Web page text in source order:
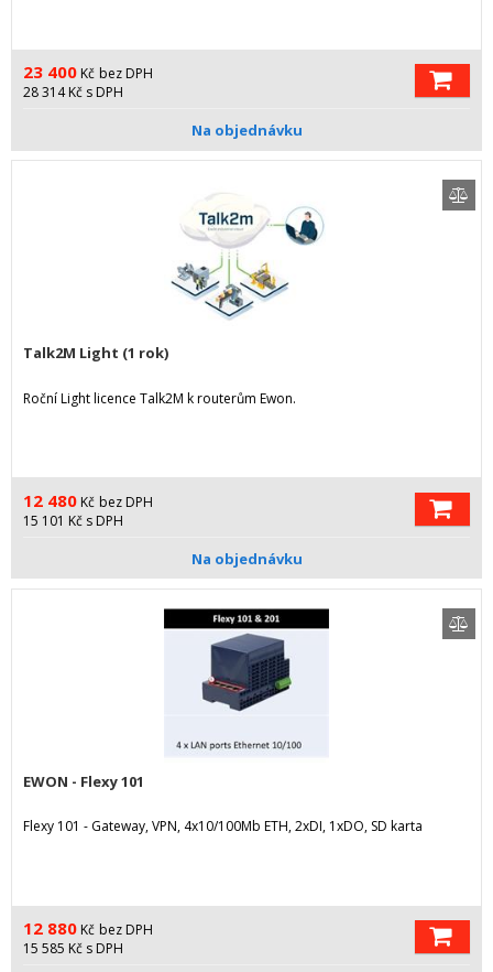
23 400 Kč bez DPH
28 314Kč s DPH
Na objednávku
Talk2M Light (1 rok)
Roční Light licence Talk2M k routerům Ewon.
12 480 Kč bez DPH
15 101 Kč s DPH
Na objednávku
EWON - Flexy 101
Flexy 101 - Gateway, VPN, 4x10/100Mb ETH, 2xDI, 1xDO, SD karta
12 880 Kč bez DPH
15 585 Kč s DPH